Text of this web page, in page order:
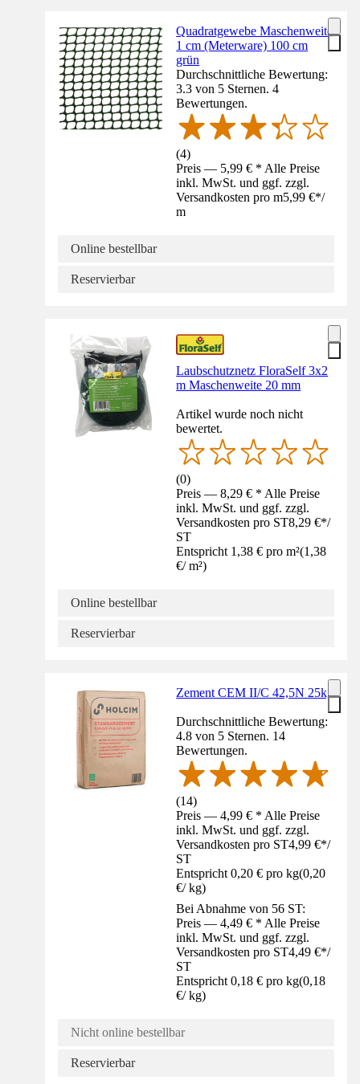
Quadratgewebe Maschenweite
1 cm (Meterware) 100 cm
grün
Durchschnittliche Bewertung:
3.3 von 5 Sternen. 4
Bewertungen.
(4)
Preis — 5,99 € * Alle Preise
inkl. MwSt. und ggf. zzgl.
Versandkosten pro m5,99 €*/
m
Online bestellbar
Reservierbar
Laubschutznetz FloraSelf 3x2
m Maschenweite 20 mm
Artikel wurde noch nicht
bewertet.
(0)
Preis — 8,29 € * Alle Preise
inkl. MwSt. und ggf. zzgl.
Versandkosten pro ST8,29 €*/
ST
Entspricht 1,38 € pro m²(1,38
€/ m²)
Online bestellbar
Reservierbar
Zement CEM II/C 42,5N 25kg
Durchschnittliche Bewertung:
4.8 von 5 Sternen. 14
Bewertungen.
(14)
Preis — 4,99 € * Alle Preise
inkl. MwSt. und ggf. zzgl.
Versandkosten pro ST4,99 €*/
ST
Entspricht 0,20 € pro kg(0,20
€/ kg)
Bei Abnahme von 56 ST:
Preis — 4,49 € * Alle Preise
inkl. MwSt. und ggf. zzgl.
Versandkosten pro ST4,49 €*/
ST
Entspricht 0,18 € pro kg(0,18
€/ kg)
Nicht online bestellbar
Reservierbar